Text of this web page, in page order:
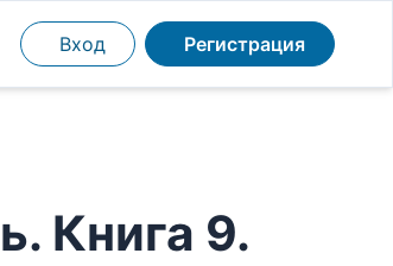
Вход Регистрация
Книга 9.